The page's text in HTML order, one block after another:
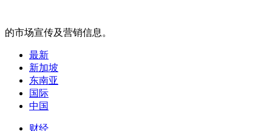
的市场宣传及营销信息。
最新
新加坡
东南亚
国际
中国
财经